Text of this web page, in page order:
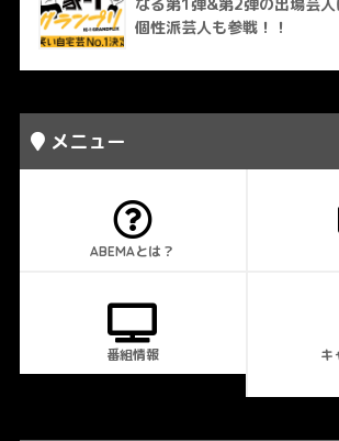
なる第1弾&第2弾の出場芸
個性派芸人も参戦！！
メニュー
ABEMAとは？
番組情報 キ